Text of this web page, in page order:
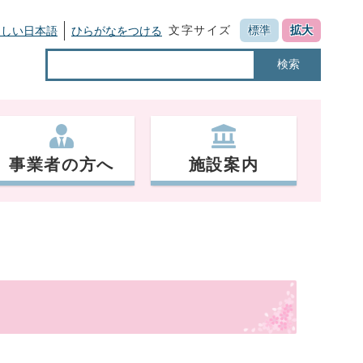
い日本語 ひらがなをつける 文字サイズ 標準 拡大
検索
事業者の方へ 施設案内